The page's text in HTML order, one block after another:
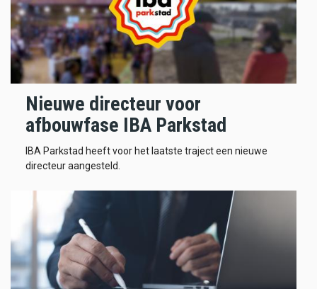
Nieuwe directeur voor
afbouwfase IBA Parkstad
IBA Parkstad heeft voor het laatste traject een nieuwe
directeur aangesteld.